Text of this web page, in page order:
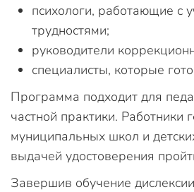
психологи, работающие с
трудностями;
руководители
специалисты, которые
Программа подходит для
частной практики. Работники
муниципальных школ и
выдачей удостоверения
Завершив обучение